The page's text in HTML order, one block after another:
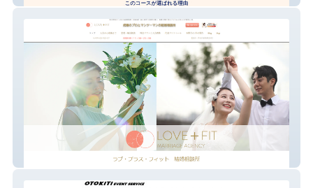
LOVE＋FIT結婚相談所